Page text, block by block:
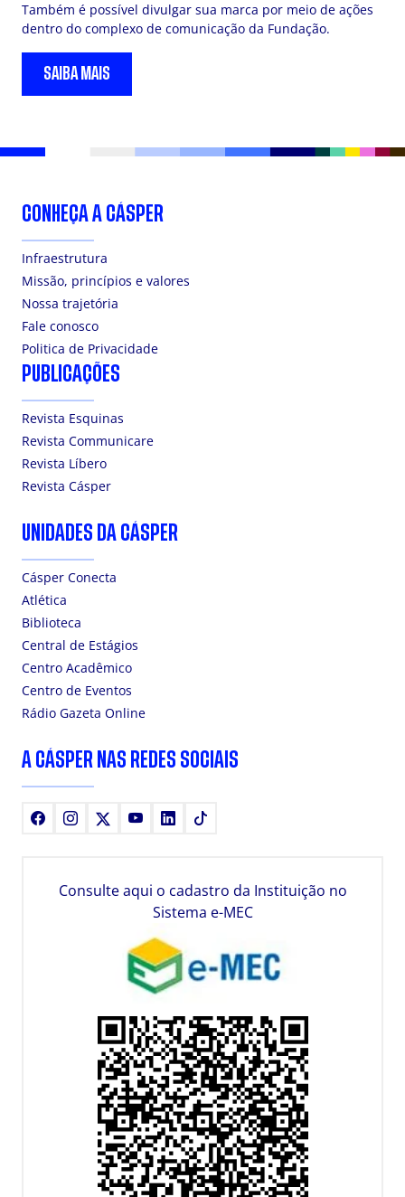
Também é possível divulgar sua marca por meio de ações
dentro do complexo de comunicação da Fundação.
SAIBA MAIS
CONHEÇA A CÁSPER
Infraestrutura
Missão, princípios e valores
Nossa trajetória
Fale conosco
Politica de Privacidade
PUBLICAÇÕES
Revista Esquinas
Revista Communicare
Revista Líbero
Revista Cásper
UNIDADES DA CÁSPER
Cásper Conecta
Atlética
Biblioteca
Central de Estágios
Centro Acadêmico
Centro de Eventos
Rádio Gazeta Online
A CÁSPER NAS REDES SOCIAIS
FacebookInstagram YoutubeLinkedIn
Consulte aqui o cadastro da Instituição no
Sistema e-MEC